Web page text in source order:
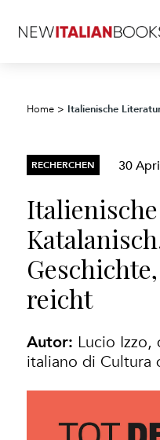
Home > Italienische Literatur auf
RECHERCHEN 30
reicht
Autor: Lucio Izzo,
italiano di Cultura